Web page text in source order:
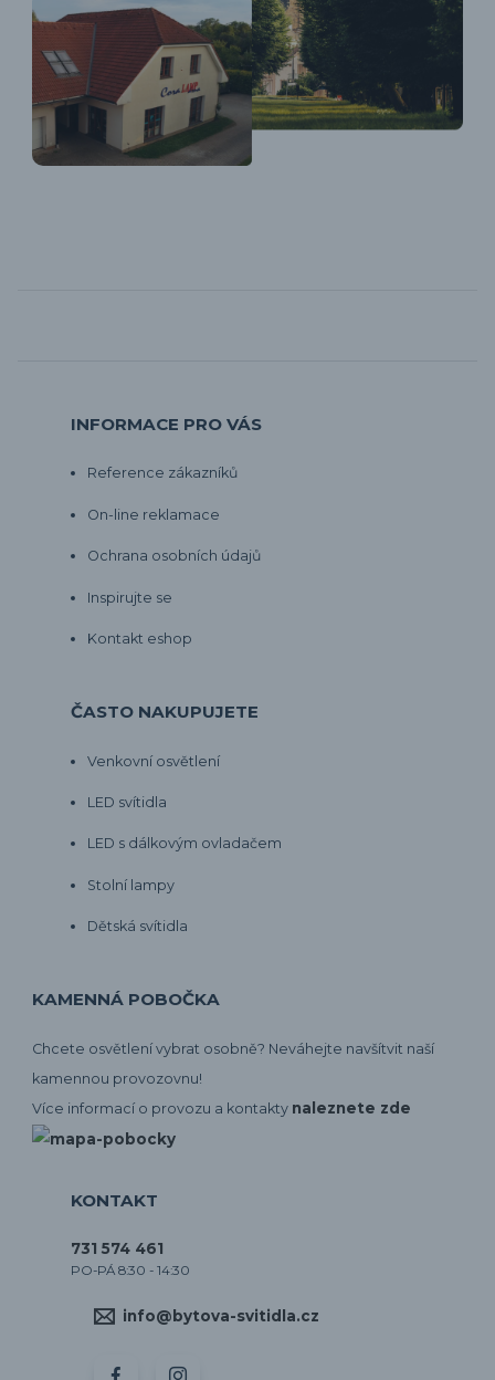
INFORMACE PRO VÁS
Reference zákazníků
On-line reklamace
Ochrana osobních údajů
Inspirujte se
Kontakt eshop
ČASTO NAKUPUJETE
Venkovní osvětlení
LED svítidla
LED s dálkovým ovladačem
Stolní lampy
Dětská svítidla
KAMENNÁ POBOČKA
Chcete osvětlení vybrat osobně? Neváhejte navšítvit naší
kamennou provozovnu!
Více informací o provozu a kontakty naleznete zde
KONTAKT
731 574 461
PO-PÁ 8:30 - 14:30
info@bytova-svitidla.cz